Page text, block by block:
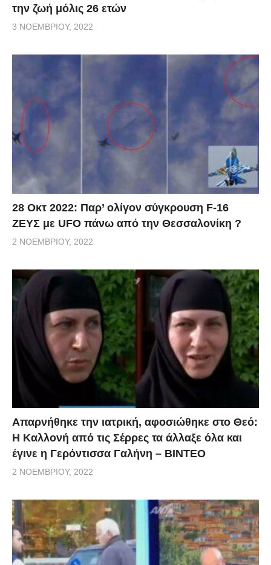
την ζωή μόλις 26 ετών
3 ΝΟΕΜΒΡΊΟΥ, 2022
28 Οκτ 2022: Παρ’ ολίγον σύγκρουση F-16
ΖΕΥΣ με UFO πάνω από την Θεσσαλονίκη ?
2 ΝΟΕΜΒΡΊΟΥ, 2022
Απαρνήθηκε την ιατρική, αφοσιώθηκε στο Θεό:
Η Καλλονή από τις Σέρρες τα άλλαξε όλα και
έγινε η Γερόντισσα Γαλήνη – ΒΙΝΤΕΟ
2 ΝΟΕΜΒΡΊΟΥ, 2022